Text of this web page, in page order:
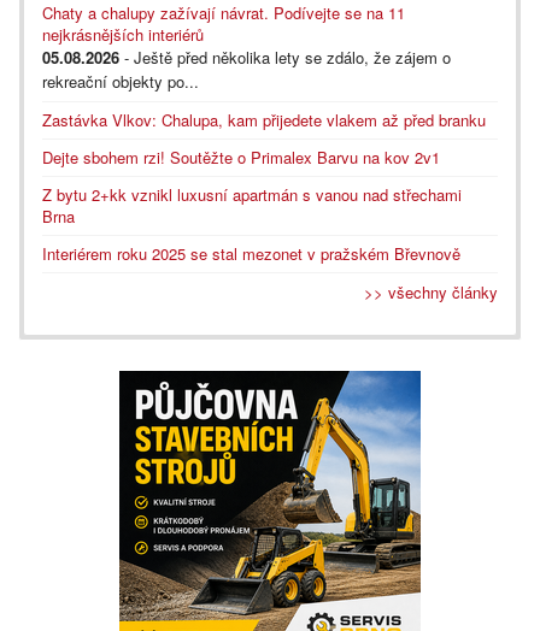
Chaty a chalupy zažívají návrat. Podívejte se na 11
nejkrásnějších interiérů
05.08.2026 - Ještě před několika lety se zdálo, že zájem o
rekreační objekty po...
Zastávka Vlkov: Chalupa, kam přijedete vlakem až před branku
Dejte sbohem rzi! Soutěžte o Primalex Barvu na kov 2v1
Z bytu 2+kk vznikl luxusní apartmán s vanou nad střechami
Brna
Interiérem roku 2025 se stal mezonet v pražském Břevnově
>> všechny články